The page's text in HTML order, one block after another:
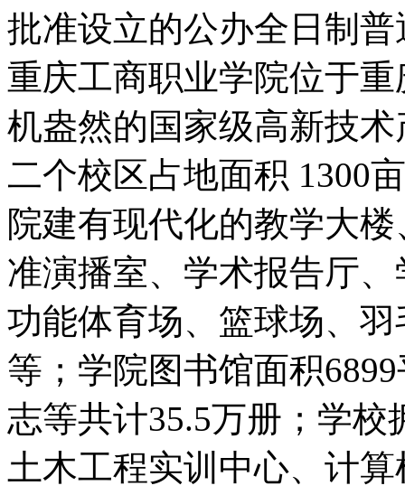
批准设立的公办全日制
重庆工商职业学院位于
机盎然的国家级高新技
二个校区占地面积 1300
院建有现代化的教学大
准演播室、学术报告厅
功能体育场、篮球场、
等；学院图书馆面积
志等共计35.5万册；学
土木工程实训中心、计